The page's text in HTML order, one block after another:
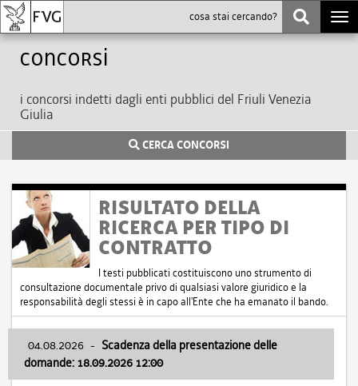
Concorsi
i concorsi indetti dagli enti pubblici del Friuli Venezia
Giulia
CERCA CONCORSI
RISULTATO DELLA
RICERCA PER TIPO DI
CONTRATTO
I testi pubblicati costituiscono uno strumento di
consultazione documentale privo di qualsiasi valore giuridico e la
responsabilità degli stessi è in capo all'Ente che ha emanato il bando.
04.08.2026 - Scadenza della presentazione delle
domande: 18.09.2026 12:00